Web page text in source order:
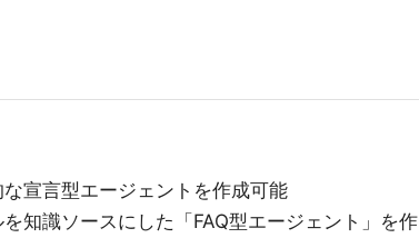
宣言型エージェントを作成可能
知識ソースにした「FAQ型エージェント」を作